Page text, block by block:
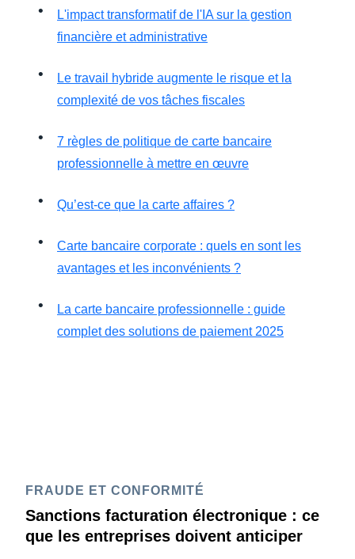
L'impact transformatif de l'IA sur la gestion
financière et administrative
Le travail hybride augmente le risque et la
complexité de vos tâches fiscales
7 règles de politique de carte bancaire
professionnelle à mettre en œuvre
Qu’est-ce que la carte affaires ?
Carte bancaire corporate : quels en sont les
avantages et les inconvénients ?
La carte bancaire professionnelle : guide
complet des solutions de paiement 2025
FRAUDE ET CONFORMITÉ
Sanctions facturation électronique : ce
que les entreprises doivent anticiper